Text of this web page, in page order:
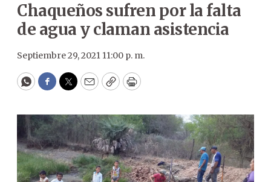
Chaqueños sufren por la falta
de agua y claman asistencia
Septiembre 29, 2021 11:00 p. m.
WhatsApp
Facebook
Twitter
EmailCopyPrint